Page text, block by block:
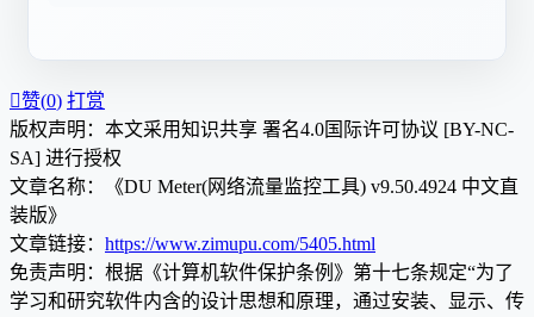
赞(0) 打赏
版权声明：本文采用知识共享 署名4.0国际许可协议 [BY-NC-
SA] 进行授权
文章名称：《DU Meter(网络流量监控工具) v9.50.4924 中文直
装版》
文章链接： https://www.zimupu.com/5405.html
免责声明：根据《计算机软件保护条例》第十七条规定“为了
学习和研究软件内含的设计思想和原理，通过安装、显示、传